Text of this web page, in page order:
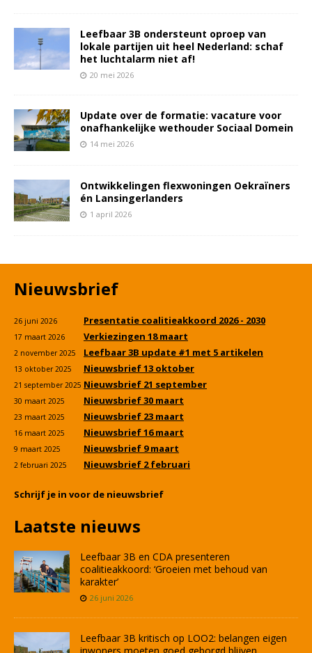
Leefbaar 3B ondersteunt oproep van
lokale partijen uit heel Nederland: schaf
het luchtalarm niet af!
20 mei 2026
Update over de formatie: vacature voor
onafhankelijke wethouder Sociaal Domein
14 mei 2026
Ontwikkelingen flexwoningen Oekraïners
én Lansingerlanders
1 april 2026
Nieuwsbrief
26 juni 2026 Presentatie coalitieakkoord 2026 - 2030
17 maart 2026 Verkiezingen 18 maart
2 november 2025 Leefbaar 3B update #1 met 5 artikelen
13 oktober 2025 Nieuwsbrief 13 oktober
21 september 2025 Nieuwsbrief 21 september
30 maart 2025 Nieuwsbrief 30 maart
23 maart 2025 Nieuwsbrief 23 maart
16 maart 2025 Nieuwsbrief 16 maart
9 maart 2025 Nieuwsbrief 9 maart
2 februari 2025 Nieuwsbrief 2 februari
Schrijf je in voor de nieuwsbrief
Laatste nieuws
Leefbaar 3B en CDA presenteren
coalitieakkoord: ‘Groeien met behoud van
karakter’
26 juni 2026
Leefbaar 3B kritisch op LOO2: belangen eigen